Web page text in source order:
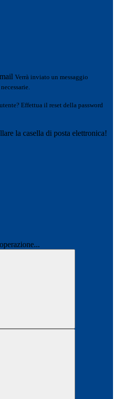
Verrà inviato un messaggio
Effettua il reset della password
la casella di posta elettronica!